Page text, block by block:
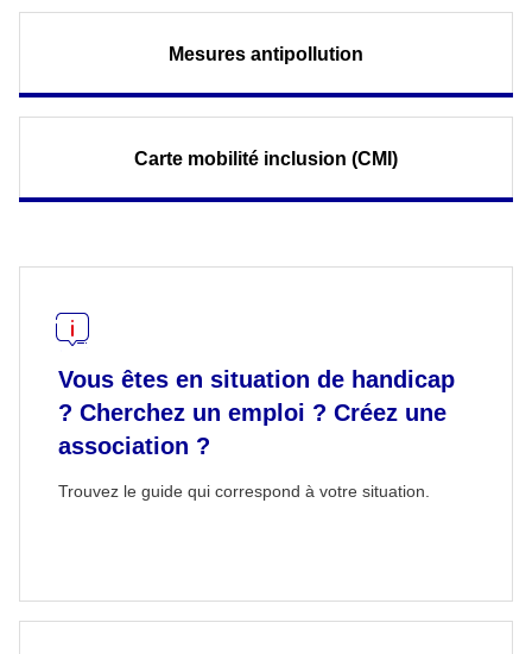
Mesures antipollution
Carte mobilité inclusion (CMI)
Vous êtes en situation de handicap
? Cherchez un emploi ? Créez une
association ?
Trouvez le guide qui correspond à votre situation.